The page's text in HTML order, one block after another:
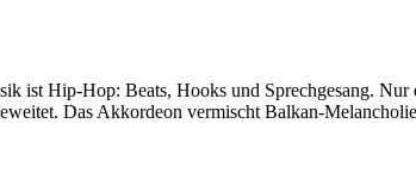
ist Hip-Hop: Beats, Hooks und Sprechgesang.
Das Akkordeon vermischt Balkan-